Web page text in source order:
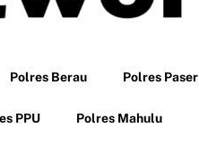
Polres Berau Polres Paser
PPU Polres Mahulu